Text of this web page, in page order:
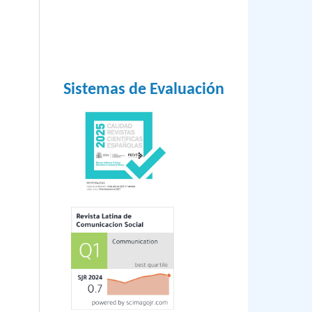
Sistemas de Evaluación